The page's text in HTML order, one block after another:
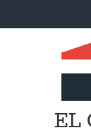
EL